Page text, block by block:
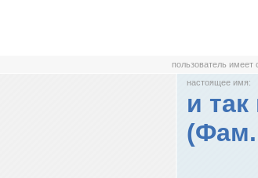
пользователь имеет
настоящее имя:
и
(Фам.